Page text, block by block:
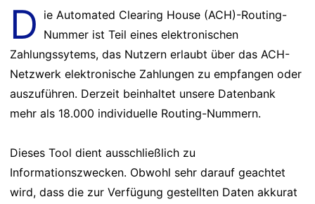
D ie Automated Clearing House (ACH)-Routing-
Nummer ist Teil eines elektronischen
Zahlungssytems, das Nutzern erlaubt über das ACH-
Netzwerk elektronische Zahlungen zu empfangen oder
auszuführen. Derzeit beinhaltet unsere Datenbank
mehr als 18.000 individuelle Routing-Nummern.
Dieses Tool dient ausschließlich zu
Informationszwecken. Obwohl sehr darauf geachtet
wird, dass die zur Verfügung gestellten Daten akkurat